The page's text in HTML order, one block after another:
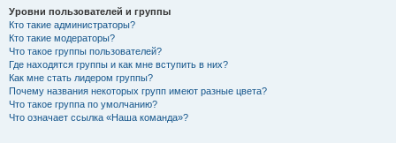
Уровни пользователей и группы
Кто такие администраторы?
Кто такие модераторы?
Что такое группы пользователей?
Где находятся группы и как мне вступить в них?
Как мне стать лидером группы?
Почему названия некоторых групп имеют разные цвета?
Что такое группа по умолчанию?
Что означает ссылка «Наша команда»?